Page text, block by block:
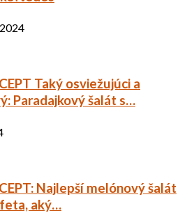
Taký osviežujúci a
Paradajkový šalát s…
Najlepší melónový šalát
aký…